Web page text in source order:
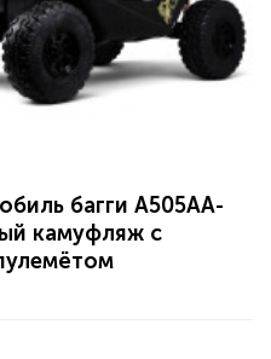
багги A505AA-
камуфляж с